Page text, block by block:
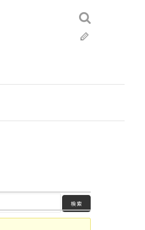
検
索: